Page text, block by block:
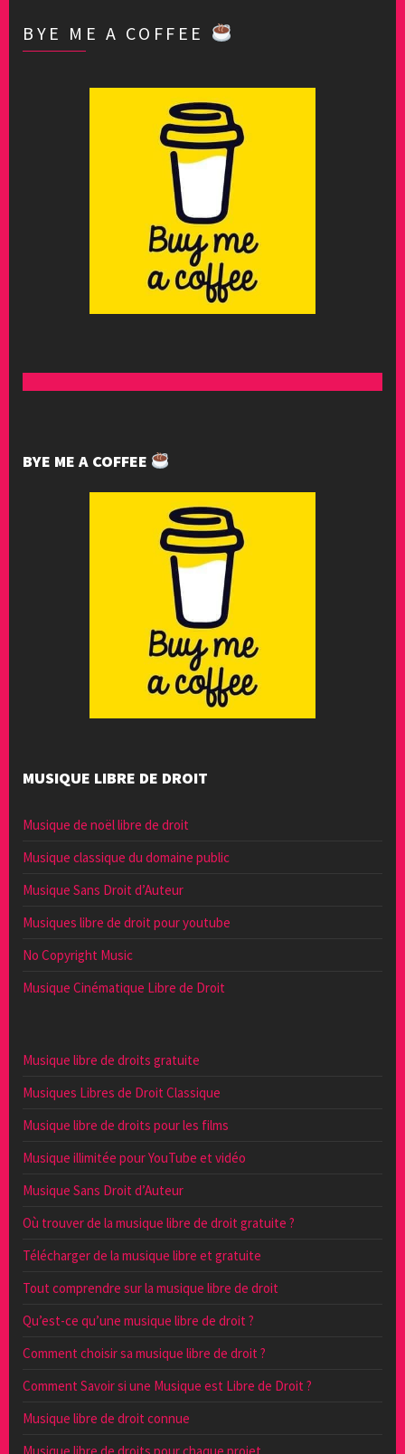
BYE ME A COFFEE
BYE ME A COFFEE
MUSIQUE LIBRE DE DROIT
Musique de noël libre de droit
Musique classique du domaine public
Musique Sans Droit d’Auteur
Musiques libre de droit pour youtube
No Copyright Music
Musique Cinématique Libre de Droit
Musique libre de droits gratuite
Musiques Libres de Droit Classique
Musique libre de droits pour les films
Musique illimitée pour YouTube et vidéo
Musique Sans Droit d’Auteur
Où trouver de la musique libre de droit gratuite ?
Télécharger de la musique libre et gratuite
Tout comprendre sur la musique libre de droit
Qu’est-ce qu’une musique libre de droit ?
Comment choisir sa musique libre de droit ?
Comment Savoir si une Musique est Libre de Droit ?
Musique libre de droit connue